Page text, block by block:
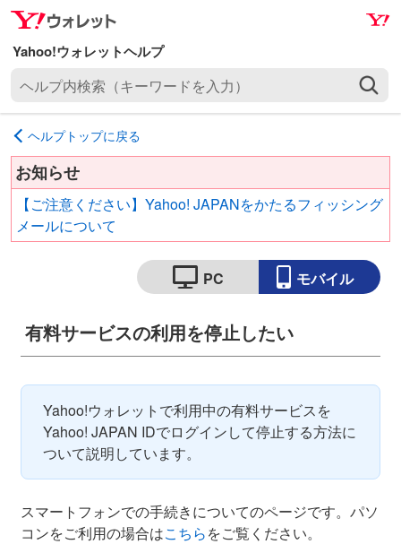
ナ
ビ
ゲ
ー
ョ
ン
へ
ス
ッ
メ
イ
ン
コ
テ
ン
ツ
へ
キ
プ
内
検
索
キ
入
ヘルプトップに戻る
お知らせ
【ご注意ください】Yahoo! JAPANをかたるフィッシング
メールについて
PC モバイル
有料サービスの利用を停止したい
Yahoo!ウォレットで利用中の有料サービスを
Yahoo! JAPAN IDでログインして停止する方法に
ついて説明しています。
スマートフォンでの手続きについてのページです。パソ
コンをご利用の場合はこちらをご覧ください。